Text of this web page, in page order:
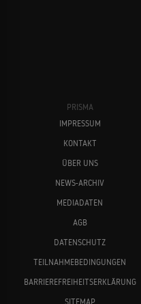
PRISMA
IMPRESSUM
KONTAKT
ÜBER UNS
NEWS-ARCHIV
MEDIADATEN
AGB
DATENSCHUTZ
TEILNAHMEBEDINGUNGEN
BARRIEREFREIHEITSERKLÄRUNG
SITEMAP